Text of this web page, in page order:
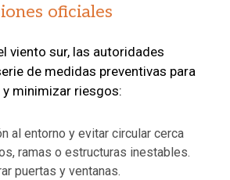
oficiales
viento sur, las autoridades
de medidas preventivas para
minimizar riesgos:
al entorno y evitar circular cerca
ramas o estructuras inestables.
puertas y ventanas.